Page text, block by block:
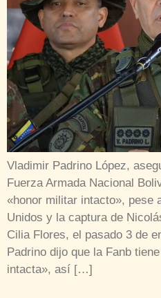
Vladimir Padrino López,
Fuerza Armada Nacional
«honor militar intacto», pese
Unidos y la captura de
Cilia Flores, el pasado 3 de
Padrino dijo que la Fanb
intacta», así […]